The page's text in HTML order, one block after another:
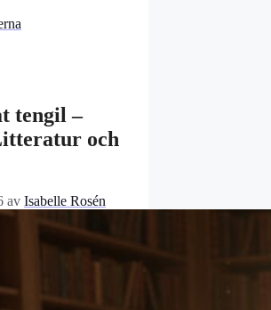
tengil –
och
av Isabelle Rosén